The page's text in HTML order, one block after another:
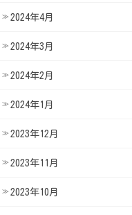
2024年4月
2024年3月
2024年2月
2024年1月
2023年12月
2023年11月
2023年10月